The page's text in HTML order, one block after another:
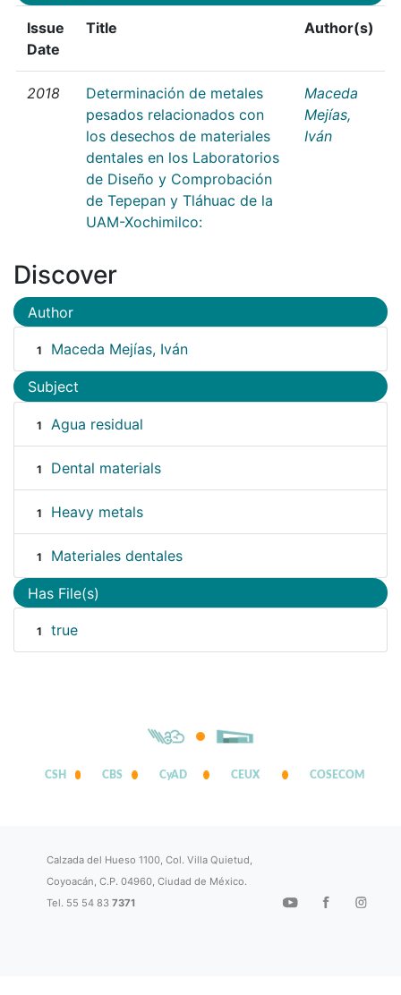
Issue
Date
Title Author(s)
2018
Determinación de metales
pesados relacionados con
los desechos de materiales
dentales en los Laboratorios
de Diseño y Comprobación
de Tepepan y Tláhuac de la
UAM-Xochimilco:
Maceda
Mejías,
Iván
Discover
Author
1 Maceda Mejías, Iván
Subject
1 Agua residual
1 Dental materials
1 Heavy metals
1 Materiales dentales
Has File(s)
1 true
CSH CBS CyAD CEUX COSECOM
Calzada del Hueso 1100, Col. Villa Quietud,
Coyoacán, C.P. 04960, Ciudad de México.
Tel. 55 54 837371